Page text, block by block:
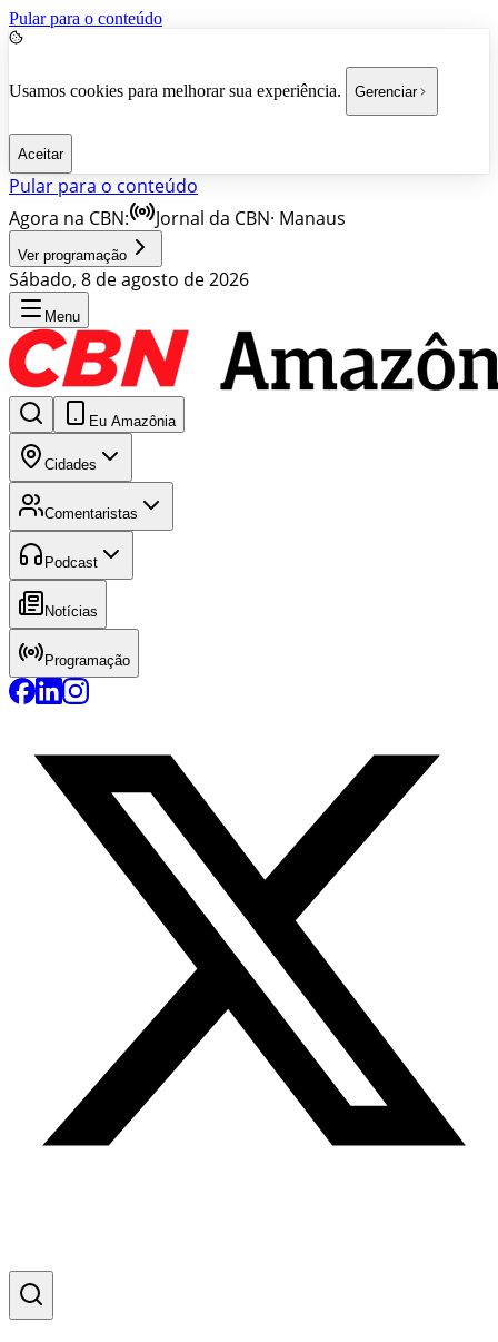
Pular para o conteúdo
Usamos cookies para melhorar sua experiência. Gerenciar
Aceitar
Pular para o conteúdo
Agora na CBN:
Jornal da CBN· Manaus
Ver programação
Sábado, 8 de agosto de 2026
Menu
Eu Amazônia
Cidades
Comentaristas
Podcast
Notícias
Programação